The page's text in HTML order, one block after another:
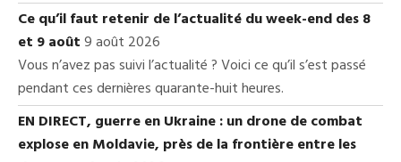
Ce qu’il faut retenir de l’actualité du week-end des 8
et 9 août9 août 2026
Vous n’avez pas suivi l’actualité ? Voici ce qu’il s’est passé
pendant ces dernières quarante-huit heures.
EN DIRECT, guerre en Ukraine : un drone de combat
explose en Moldavie, près de la frontière entre les